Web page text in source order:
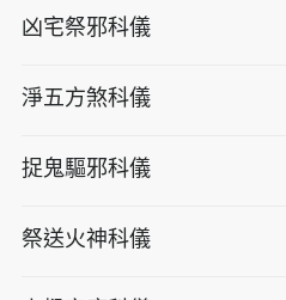
凶宅祭邪科儀
淨五方煞科儀
捉鬼驅邪科儀
祭送火神科儀